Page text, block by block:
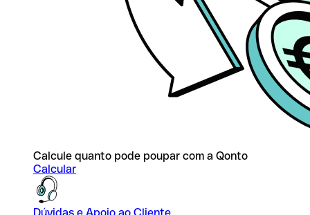
Calcule quanto pode poupar com a Qonto
Calcular